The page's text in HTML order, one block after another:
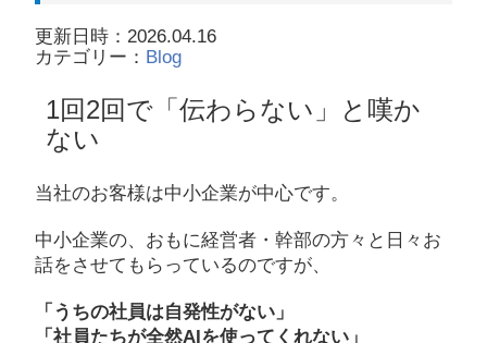
更新日時：2026.04.16
カテゴリー： Blog
1回2回で「伝わらない」と嘆か
ない
当社のお客様は中小企業が中心です。
中小企業の、おもに経営者・幹部の方々と日々お
話をさせてもらっているのですが、
「うちの社員は自発性がない」
「社員たちが全然AIを使ってくれない」